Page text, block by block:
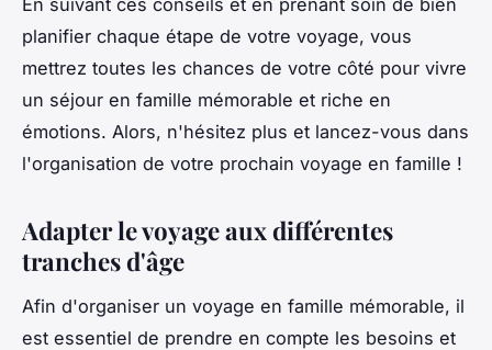
planifier chaque étape de votre voyage, vous
mettrez toutes les chances de votre côté pour vivre
un séjour en famille mémorable et riche en
émotions. Alors, n'hésitez plus et lancez-vous dans
l'organisation de votre prochain voyage en famille !
Adapter le voyage aux différentes
tranches d'âge
Afin d'organiser un voyage en famille mémorable, il
est essentiel de prendre en compte les besoins et